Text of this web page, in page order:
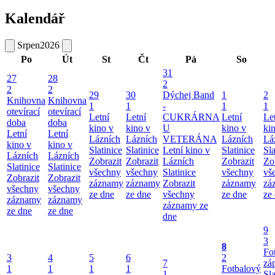
Kalendář
Srpen2026
Po
Út St Čt Pá
So
27
2
Knihovna
otevírací
doba
Letní
kino v
Lázních
Slatinice
Zobrazit
všechny
záznamy
ze dne
28
2
Knihovna
otevírací
doba
Letní
kino v
Lázních
Slatinice
Zobrazit
všechny
záznamy
ze dne
29
1
Letní
kino v
Lázních
Slatinice
Zobrazit
všechny
záznamy
ze dne
30
1
Letní
kino v
Lázních
Slatinice
Zobrazit
všechny
záznamy
ze dne
31
2
Dýchej Band
-
CUKRÁRNA
U
VETERÁNA
Letní kino v
Lázních
Slatinice
Zobrazit
všechny
záznamy ze
dne
1
1
Letní
kino v
Lázních
Slatinice
Zobrazit
všechny
záznamy
ze dne
2
1
ze
3
1
4
1
5
1
6
1
7
8
2
Fotbalový
9
3